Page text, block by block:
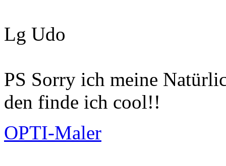
Lg Udo
PS Sorry ich meine
den finde ich cool!!
OPTI-Maler